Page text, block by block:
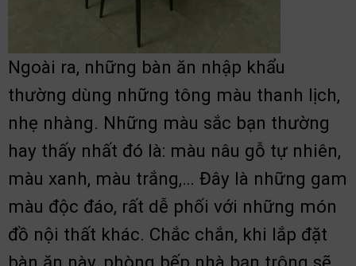
Ngoài ra, những bàn ăn nhập khẩu
thường dùng những tông màu thanh lịch,
nhẹ nhàng. Những màu sắc bạn thường
hay thấy nhất đó là: màu nâu gỗ tự nhiên,
màu xanh, màu trắng,… Đây là những gam
màu độc đáo, rất dễ phối với những món
đồ nội thất khác. Chắc chắn, khi lắp đặt